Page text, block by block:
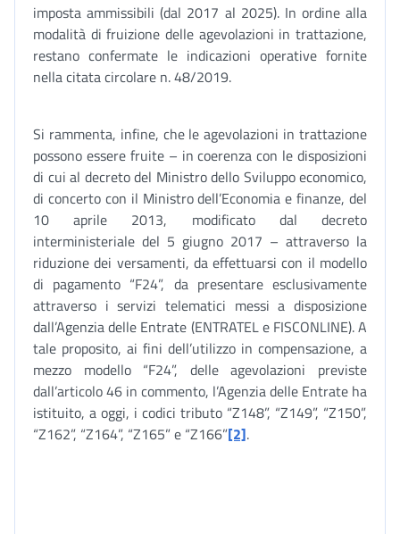
imposta ammissibili (dal 2017 al 2025). In ordine alla
modalità di fruizione delle agevolazioni in trattazione,
restano confermate le indicazioni operative fornite
nella citata circolare n. 48/2019.
Si rammenta, infine, che le agevolazioni in trattazione
possono essere fruite – in coerenza con le disposizioni
di cui al decreto del Ministro dello Sviluppo economico,
di concerto con il Ministro dell’Economia e finanze, del
10 aprile 2013, modificato dal decreto
interministeriale del 5 giugno 2017 – attraverso la
riduzione dei versamenti, da effettuarsi con il modello
di pagamento “F24”, da presentare esclusivamente
attraverso i servizi telematici messi a disposizione
dall’Agenzia delle Entrate (ENTRATEL e FISCONLINE). A
tale proposito, ai fini dell’utilizzo in compensazione, a
mezzo modello “F24”, delle agevolazioni previste
dall’articolo 46 in commento, l’Agenzia delle Entrate ha
istituito, a oggi, i codici tributo “Z148”, “Z149”, “Z150”,
“Z162”, “Z164”, “Z165” e “Z166”[2].